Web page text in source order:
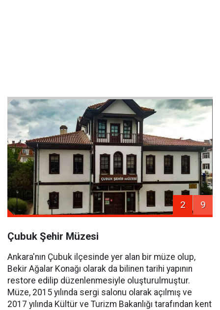
2 9
Çubuk Şehir Müzesi
Ankara'nın Çubuk ilçesinde yer alan bir müze olup,
Bekir Ağalar Konağı olarak da bilinen tarihi yapının
restore edilip düzenlenmesiyle oluşturulmuştur.
Müze, 2015 yılında sergi salonu olarak açılmış ve
2017 yılında Kültür ve Turizm Bakanlığı tarafından kent